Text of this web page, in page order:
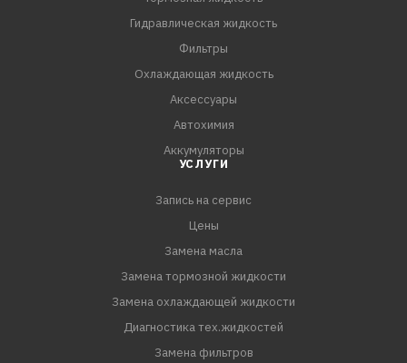
дальнейшего использования.
7. По окончании работ помыть руки теплой водой с
- Прочно соединяет большинство материалов
- Соединение не уступает по прочности сварному шву
Гидравлическая жидкость
Фильтры
Охлаждающая жидкость
Аксессуары
Автохимия
Аккумуляторы
УСЛУГИ
Запись на сервис
Цены
Замена масла
Замена тормозной жидкости
Замена охлаждающей жидкости
Диагностика тех.жидкостей
Замена фильтров